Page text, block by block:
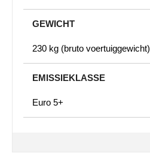
GEWICHT
230 kg (bruto voertuiggewicht)
EMISSIEKLASSE
Euro 5+